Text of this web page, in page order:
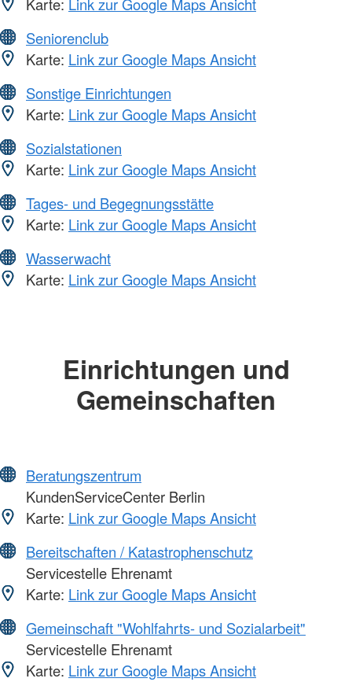
Seniorenclub
Karte: Link zur Google Maps Ansicht
Sonstige Einrichtungen
Karte: Link zur Google Maps Ansicht
Sozialstationen
Karte: Link zur Google Maps Ansicht
Tages- und Begegnungsstätte
Karte: Link zur Google Maps Ansicht
Wasserwacht
Karte: Link zur Google Maps Ansicht
Einrichtungen und
Gemeinschaften
Beratungszentrum
KundenServiceCenter Berlin
Karte: Link zur Google Maps Ansicht
Bereitschaften / Katastrophenschutz
Servicestelle Ehrenamt
Karte: Link zur Google Maps Ansicht
Gemeinschaft "Wohlfahrts- und Sozialarbeit"
Servicestelle Ehrenamt
Karte: Link zur Google Maps Ansicht